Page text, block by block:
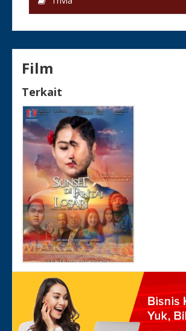
Film
Terkait